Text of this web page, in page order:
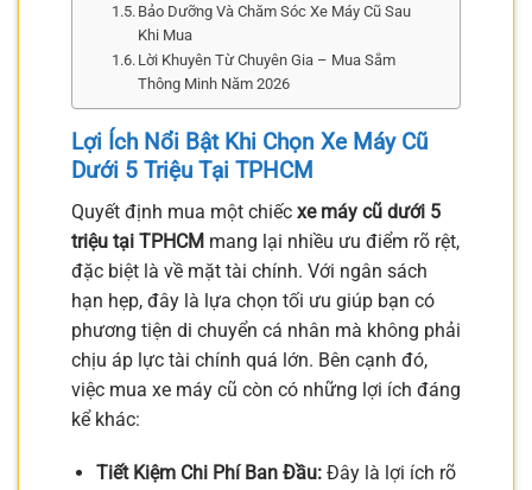
Bảo Dưỡng Và Chăm Sóc Xe Máy Cũ Sau
Khi Mua
Lời Khuyên Từ Chuyên Gia – Mua Sắm
Thông Minh Năm 2026
Lợi Ích Nổi Bật Khi Chọn Xe Máy Cũ
Dưới 5 Triệu Tại TPHCM
Quyết định mua một chiếc xe máy cũ dưới 5
triệu tại TPHCM mang lại nhiều ưu điểm rõ rệt,
đặc biệt là về mặt tài chính. Với ngân sách
hạn hẹp, đây là lựa chọn tối ưu giúp bạn có
phương tiện di chuyển cá nhân mà không phải
chịu áp lực tài chính quá lớn. Bên cạnh đó,
việc mua xe máy cũ còn có những lợi ích đáng
kể khác:
Tiết Kiệm Chi Phí Ban Đầu:Đây là lợi ích rõ